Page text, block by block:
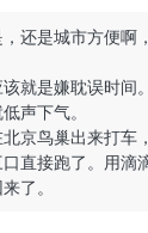
还是城市方便啊
就是嫌耽误时间
声下气。
京鸟巢出来打车
直接跑了。用滴
了。